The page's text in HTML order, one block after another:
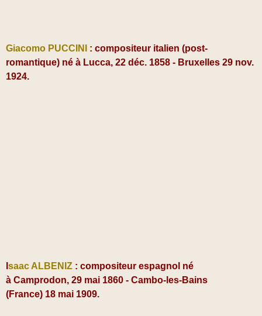
Giacomo PUCCINI
: compositeur italien (post-
romantique) né à Lucca, 22 déc. 1858 - Bruxelles 29 nov.
1924.
saac ALBENIZ : compositeur espagnol né
à Camprodon, 29 mai 1860 - Cambo-les-Bains
(France) 18 mai 1909.